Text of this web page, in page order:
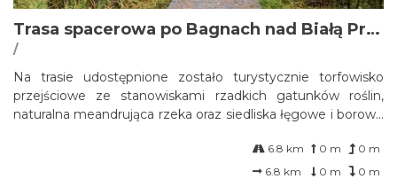
Trasa spacerowa po Bagnach nad Białą Przemszą
/
Na trasie udostępnione zostało turystycznie torfowisko
przejściowe ze stanowiskami rzadkich gatunków roślin,
naturalna meandrująca rzeka oraz siedliska łęgowe i borowe
6.8 km 0 m
0 m
6.8 km
0 m 0 m